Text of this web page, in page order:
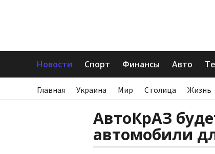
Новости Спорт Финансы Авто
Главная Украина Мир Столица Жизнь
АвтоКрАЗ
автомобили